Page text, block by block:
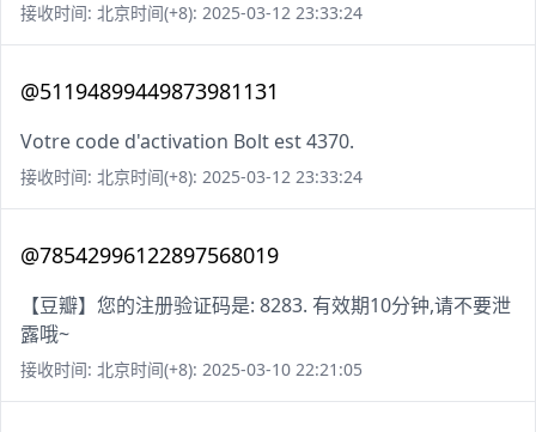
接收时间: 北京时间(+8): 2025-03-12 23:33:24
@51194899449873981131
Votre code d'activation Bolt est 4370.
接收时间: 北京时间(+8): 2025-03-12 23:33:24
@78542996122897568019
【豆瓣】您的注册验证码是: 8283. 有效期10分钟,请不要泄
露哦~
接收时间: 北京时间(+8): 2025-03-10 22:21:05